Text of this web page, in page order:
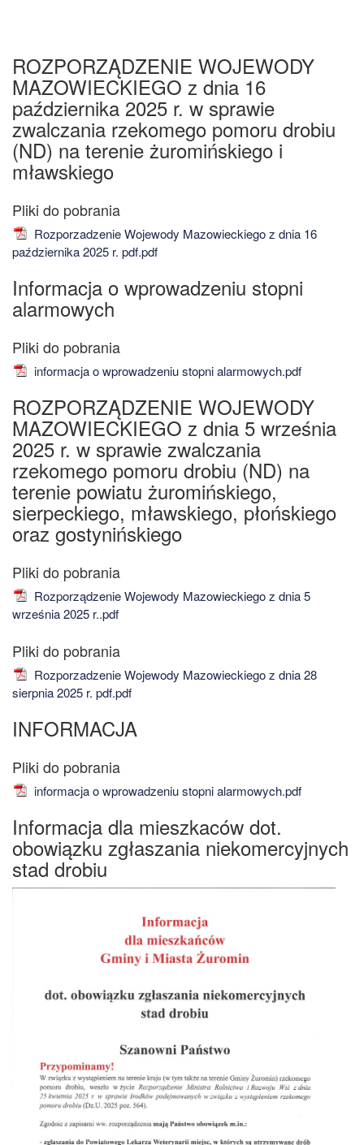
ROZPORZĄDZENIE WOJEWODY
MAZOWIECKIEGO z dnia 16
października 2025 r. w sprawie
zwalczania rzekomego pomoru drobiu
(ND) na terenie żuromińskiego i
mławskiego
Rozporzadzenie Wojewody Mazowieckiego z dnia 16
października 2025 r. pdf.pdf
Informacja o wprowadzeniu stopni
alarmowych
informacja o wprowadzeniu stopni alarmowych.pdf
ROZPORZĄDZENIE WOJEWODY
MAZOWIECKIEGO z dnia 5 września
2025 r. w sprawie zwalczania
rzekomego pomoru drobiu (ND) na
terenie powiatu żuromińskiego,
sierpeckiego, mławskiego, płońskiego
oraz gostynińskiego
Rozporządzenie Wojewody Mazowieckiego z dnia 5
września 2025 r..pdf
Rozporzadzenie Wojewody Mazowieckiego z dnia 28
sierpnia 2025 r. pdf.pdf
INFORMACJA
informacja o wprowadzeniu stopni alarmowych.pdf
Informacja dla mieszkaców dot.
obowiązku zgłaszania niekomercyjnych
stad drobiu